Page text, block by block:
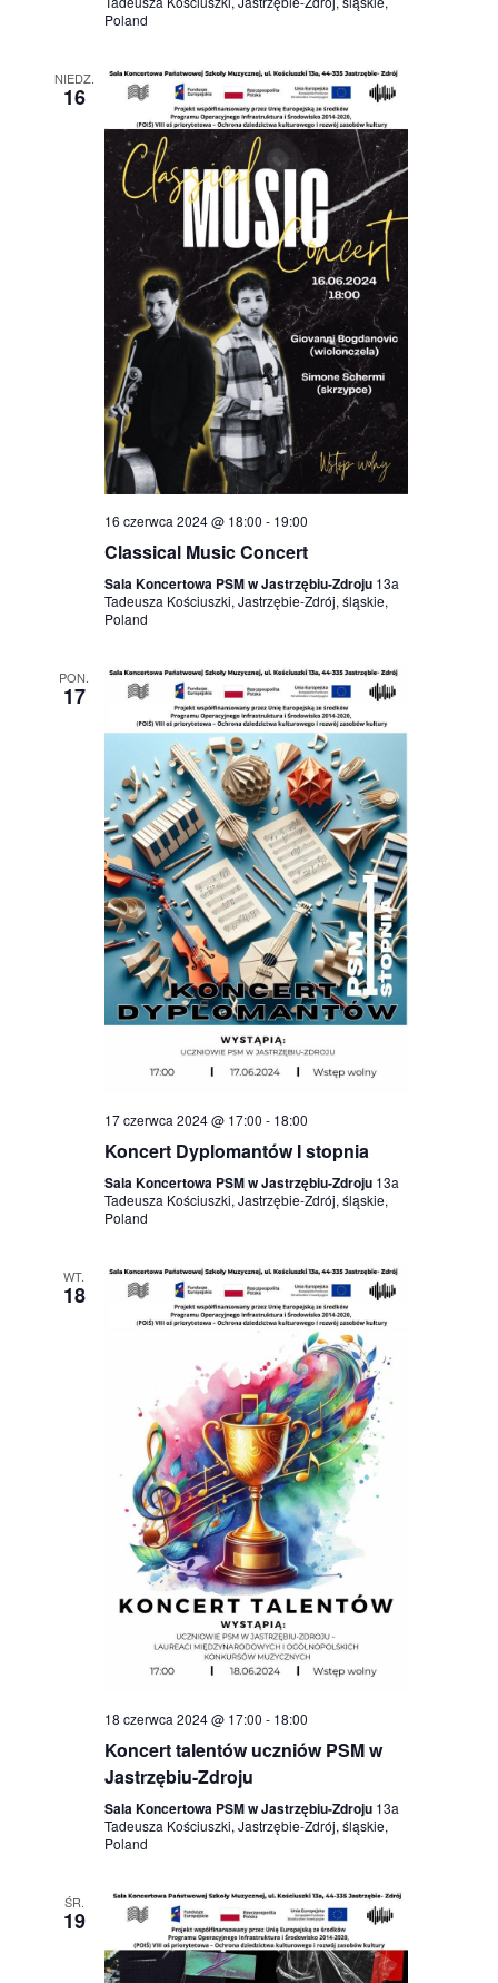
Poland
NIEDZ.
16
16 czerwca 2024 @ 18:00 - 19:00
Classical Music Concert
Sala Koncertowa PSM w Jastrzębiu-Zdroju 13a
Tadeusza Kościuszki, Jastrzębie-Zdrój, śląskie,
Poland
PON.
17
17 czerwca 2024 @ 17:00 - 18:00
Koncert Dyplomantów I stopnia
Sala Koncertowa PSM w Jastrzębiu-Zdroju 13a
Tadeusza Kościuszki, Jastrzębie-Zdrój, śląskie,
Poland
WT.
18
18 czerwca 2024 @ 17:00 - 18:00
Koncert talentów uczniów PSM w
Jastrzębiu-Zdroju
Sala Koncertowa PSM w Jastrzębiu-Zdroju 13a
Tadeusza Kościuszki, Jastrzębie-Zdrój, śląskie,
Poland
ŚR.
19